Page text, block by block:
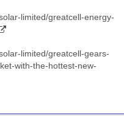
limited/greatcell-energy-
limited/greatcell-gears-
with-the-hottest-new-